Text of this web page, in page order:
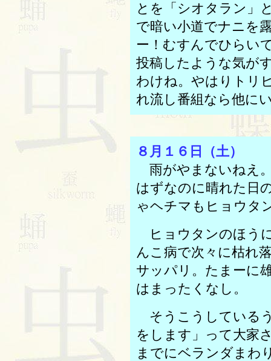
とを「シオタラン」
で暗い小道でナニを
ー！むすんでひらい
投稿したような気が
わけね。やはりトリ
れ流し番組なら他に
８月１６日（土）
雨がやまないねえ
はずなのに晴れた日
ゃヘチマもヒョウタ
ヒョウタンのほう
んこ病で次々に枯れ
サッパリ。たまーに
はまったくなし。
そうこうしている
をします」って大家
までにベランダまわ